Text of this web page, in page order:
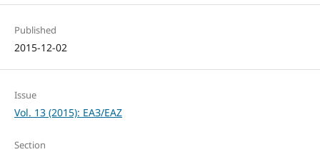
Published
2015-12-02
Issue
Vol. 13 (2015): ЕАЗ/EAZ
Section